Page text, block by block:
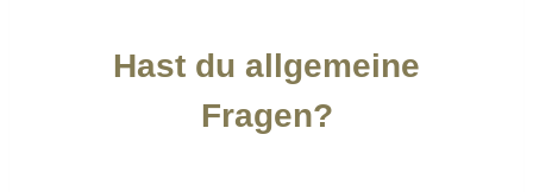
Hast du allgemeine
Fragen?